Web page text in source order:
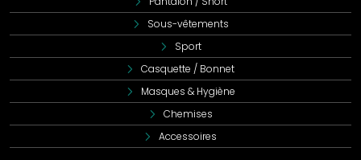
Sous-vêtements
Sport
Casquette / Bonnet
Masques & Hygiène
Chemises
Accessoires